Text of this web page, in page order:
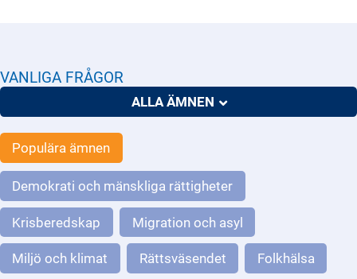
VANLIGA FRÅGOR
Populära ämnen
Demokrati och mänskliga rättigheter
Krisberedskap Migration och asyl
Miljö och klimat Rättsväsendet Folkhälsa
ALLA ÄMNEN